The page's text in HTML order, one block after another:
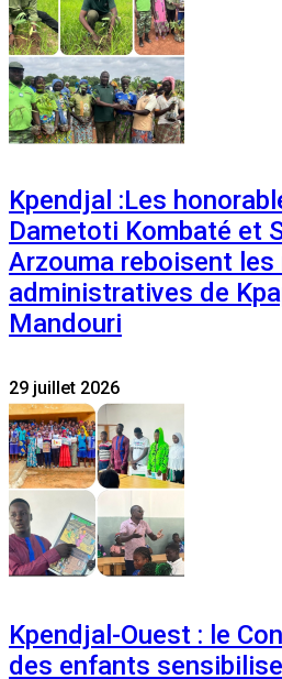
Kpendjal :Les
Dametoti Kombaté et
Arzouma reboisent les
administratives de
Mandouri
29 juillet 2026
Kpendjal-Ouest : le
des enfants